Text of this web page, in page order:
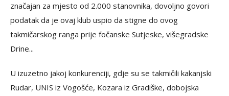
značajan za mjesto od 2.000 stanovnika, dovoljno govori
podatak da je ovaj klub uspio da stigne do ovog
takmičarskog ranga prije fočanske Sutjeske, višegradske
Drine...
U izuzetno jakoj konkurenciji, gdje su se takmičili kakanjski
Rudar, UNIS iz Vogošće, Kozara iz Gradiške, dobojska